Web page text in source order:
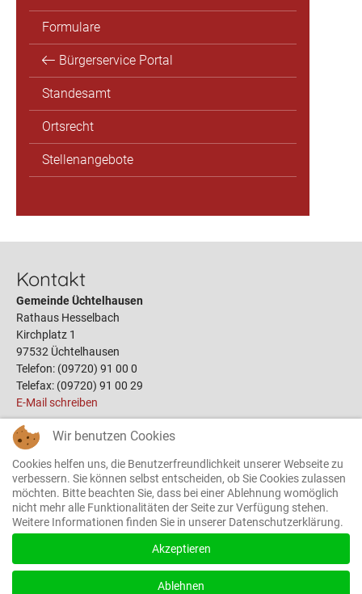
Formulare
Bürgerservice Portal
Standesamt
Ortsrecht
Stellenangebote
Kontakt
Gemeinde Üchtelhausen
Rathaus Hesselbach
Kirchplatz 1
97532 Üchtelhausen
Telefon: (09720) 91 00 0
Telefax: (09720) 91 00 29
E-Mail schreiben
Links
Öffnungszeiten
Terminbuchung
Bauplätze
Gemeinderat
Ortsrecht
Wir benutzen Cookies
Cookies helfen uns, die Benutzerfreundlichkeit unserer Webseite zu
verbessern. Sie können selbst entscheiden, ob Sie Cookies zulassen
möchten. Bitte beachten Sie, dass bei einer Ablehnung womöglich
nicht mehr alle Funktionalitäten der Seite zur Verfügung stehen.
Weitere Informationen finden Sie in unserer Datenschutzerklärung.
Akzeptieren
Ablehnen